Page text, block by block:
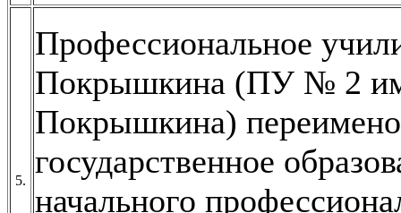
5.
Профессиональное
Покрышкина (ПУ № 2
Покрышкина)
государственное
начального